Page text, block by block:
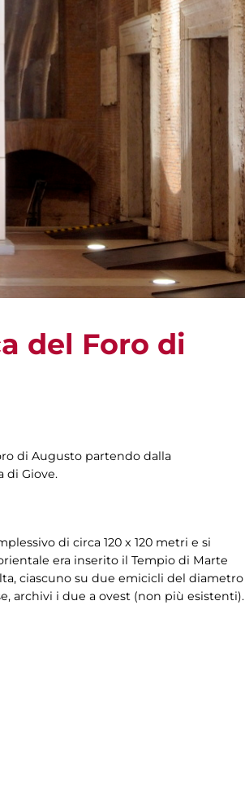
del Foro di
di Augusto partendo dalla
di Giove.
di circa 120 x 120 metri e si
era inserito il Tempio di Marte
ciascuno su due emicicli del diametro
archivi i due a ovest (non più esistenti).